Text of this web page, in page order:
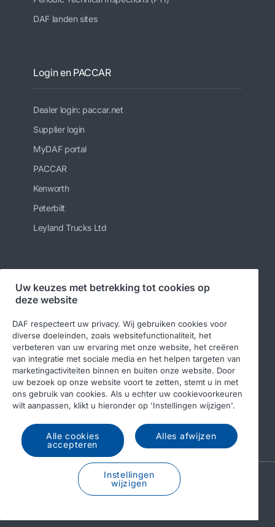
DAF landen sites
Login en PACCAR
Dealer login: paccar.net
Supplier login
MyDAF portal
PACCAR
Kenworth
Peterbilt
Leyland Trucks Ltd
Volg ons
© 2026 DAF Legal notice
Privacy statement
Algemene voorwaarden
DAF en cookies
Income Tax Report
A PACCAR COMPANY
DRIVEN BY QUALITY
Uw keuzes met betrekking tot cookies op
deze website
DAF respecteert uw privacy. Wij gebruiken cookies voor
diverse doeleinden, zoals websitefunctionaliteit, het
verbeteren van uw ervaring met onze website, het creëren
van integratie met sociale media en het helpen targeten van
marketingactiviteiten binnen en buiten onze website. Door
uw bezoek op onze website voort te zetten, stemt u in met
ons gebruik van cookies. Als u echter uw cookievoorkeuren
wilt aanpassen, klikt u hieronder op 'Instellingen wijzigen'.
Alle cookies
accepteren
Alles afwijzen
Instellingen
wijzigen